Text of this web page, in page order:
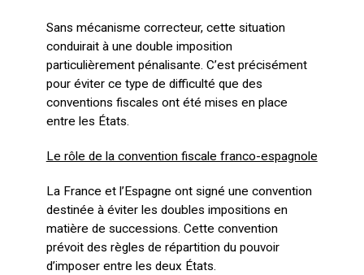
Sans mécanisme correcteur, cette situation
conduirait à une double imposition
particulièrement pénalisante. C’est précisément
pour éviter ce type de difficulté que des
conventions fiscales ont été mises en place
entre les États.
Le rôle de la convention fiscale franco-espagnole
La France et l’Espagne ont signé une convention
destinée à éviter les doubles impositions en
matière de successions. Cette convention
prévoit des règles de répartition du pouvoir
d’imposer entre les deux États.